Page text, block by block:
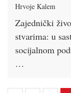
Hrvoje Kalem
Zajednički
stvarima: u
socijalnom
…